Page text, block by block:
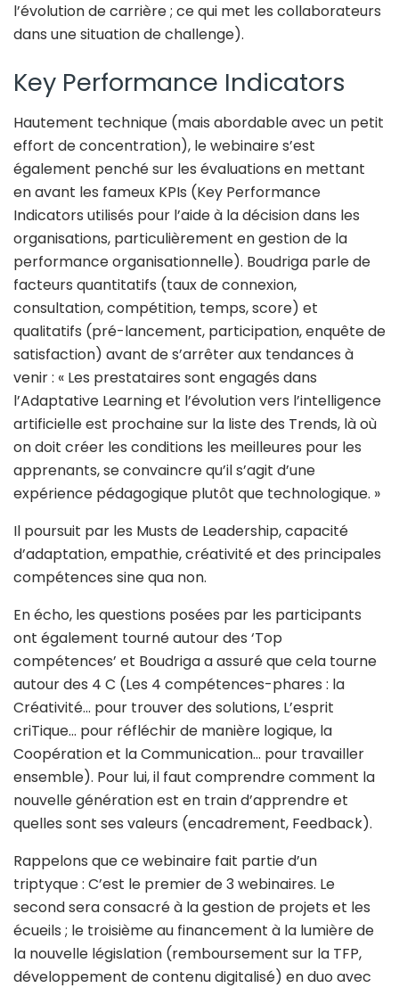
l’évolution de carrière ; ce qui met les collaborateurs
dans une situation de challenge).
Key Performance Indicators
Hautement technique (mais abordable avec un petit
effort de concentration), le webinaire s’est
également penché sur les évaluations en mettant
en avant les fameux KPIs (Key Performance
Indicators utilisés pour l’aide à la décision dans les
organisations, particulièrement en gestion de la
performance organisationnelle). Boudriga parle de
facteurs quantitatifs (taux de connexion,
consultation, compétition, temps, score) et
qualitatifs (pré-lancement, participation, enquête de
satisfaction) avant de s’arrêter aux tendances à
venir : « Les prestataires sont engagés dans
l’Adaptative Learning et l’évolution vers l’intelligence
artificielle est prochaine sur la liste des Trends, là où
on doit créer les conditions les meilleures pour les
apprenants, se convaincre qu’il s’agit d’une
expérience pédagogique plutôt que technologique. »
Il poursuit par les Musts de Leadership, capacité
d’adaptation, empathie, créativité et des principales
compétences sine qua non.
En écho, les questions posées par les participants
ont également tourné autour des ‘Top
compétences’ et Boudriga a assuré que cela tourne
autour des 4 C (Les 4 compétences-phares : la
Créativité… pour trouver des solutions, L’esprit
criTique… pour réfléchir de manière logique, la
Coopération et la Communication… pour travailler
ensemble). Pour lui, il faut comprendre comment la
nouvelle génération est en train d’apprendre et
quelles sont ses valeurs (encadrement, Feedback).
Rappelons que ce webinaire fait partie d’un
triptyque : C’est le premier de 3 webinaires. Le
second sera consacré à la gestion de projets et les
écueils ; le troisième au financement à la lumière de
la nouvelle législation (remboursement sur la TFP,
développement de contenu digitalisé) en duo avec